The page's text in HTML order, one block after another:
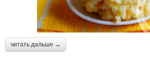
читать дальше →